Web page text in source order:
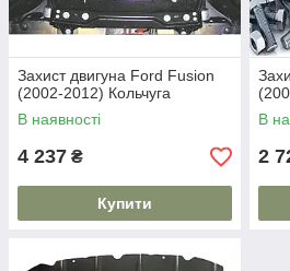
Захист двигуна Ford Fusion
(2002-2012) Кольчуга
В наявності
4 237 ₴
Купити
В
2